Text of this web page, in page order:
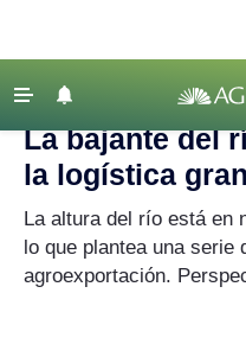
Agricultura
Lechería
Tecnología
‹ VOLVER
Agroclave
La bajante del
la logística
La altura del río está en
lo que plantea una serie
agroexportación.